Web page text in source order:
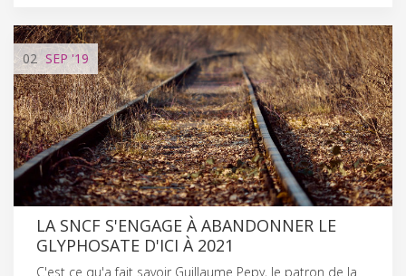
02 SEP '19
LA SNCF S'ENGAGE À ABANDONNER LE
GLYPHOSATE D'ICI À 2021
C'est ce qu'a fait savoir Guillaume Pepy, le patron de la